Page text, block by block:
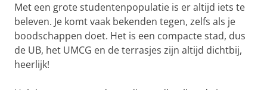
Met een grote studentenpopulatie is er altijd iets te
beleven. Je komt vaak bekenden tegen, zelfs als je
boodschappen doet. Het is een compacte stad, dus
de UB, het UMCG en de terrasjes zijn altijd dichtbij,
heerlijk!